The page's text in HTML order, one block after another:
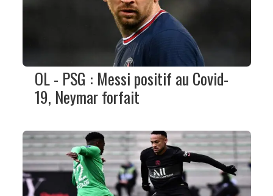
OL - PSG : Messi positif au Covid-
19, Neymar forfait